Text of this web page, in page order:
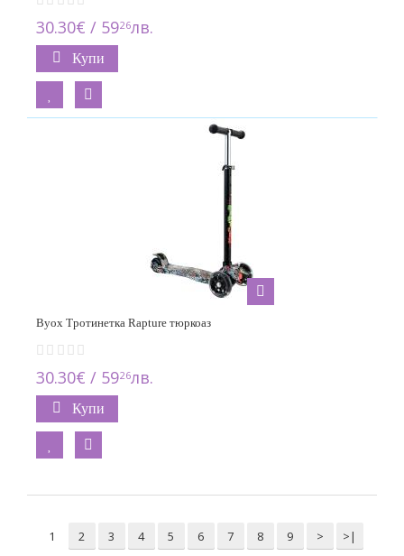
30.30€ / 5926лв.
Купи
Byox Тротинетка Rapture тюркоаз
30.30€ / 5926лв.
Купи
1 2 3 4 5 6 7 8 9 > >|